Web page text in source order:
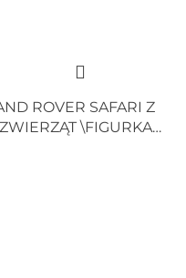
ROVER SAFARI Z
\FIGURKA